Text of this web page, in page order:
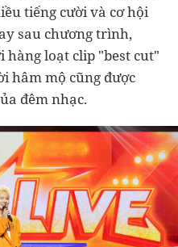
tiếng cười và cơ hội
sau chương trình,
hàng loạt clip "best cut"
hâm mộ cũng được
đêm nhạc.